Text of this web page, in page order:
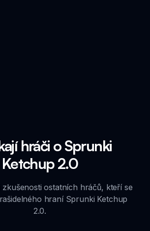
hráči o Sprunki
Ketchup 2.0
zkušenosti ostatních hráčů, kteří se
hraní Sprunki Ketchup
2.0.